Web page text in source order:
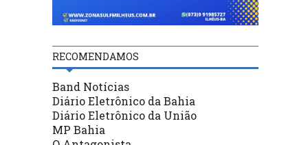
RECOMENDAMOS
Band Notícias
Diário Eletrônico da Bahia
Diário Eletrônico da União
MP Bahia